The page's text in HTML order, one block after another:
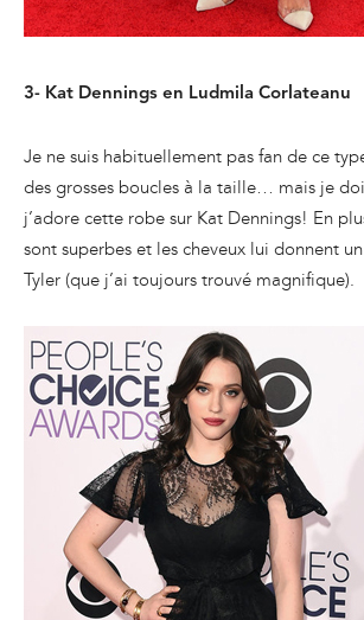
3- Kat Dennings en Ludmila Corlateanu
Je ne suis habituellement pas fan de ce
des grosses boucles à la taille… mais je
j’adore cette robe sur Kat Dennings! En
sont superbes et les cheveux lui donnent
Tyler (que j’ai toujours trouvé magnifique).